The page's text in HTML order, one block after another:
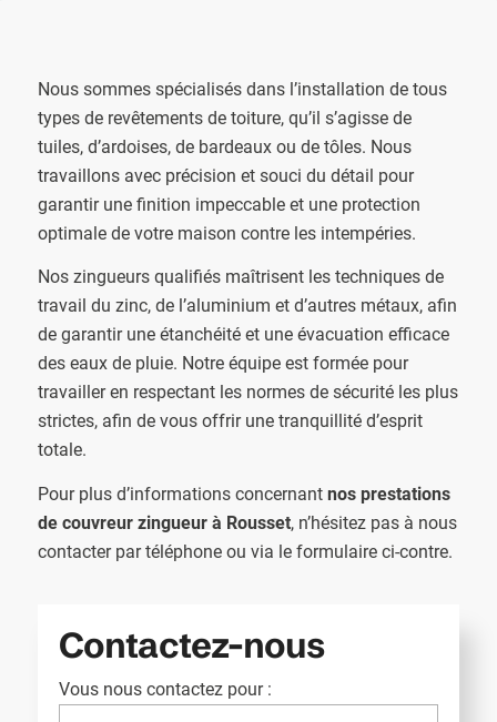
Nous sommes spécialisés dans l’installation de tous
types de revêtements de toiture, qu’il s’agisse de
tuiles, d’ardoises, de bardeaux ou de tôles. Nous
travaillons avec précision et souci du détail pour
garantir une finition impeccable et une protection
optimale de votre maison contre les intempéries.
Nos zingueurs qualifiés maîtrisent les techniques de
travail du zinc, de l’aluminium et d’autres métaux, afin
de garantir une étanchéité et une évacuation efficace
des eaux de pluie. Notre équipe est formée pour
travailler en respectant les normes de sécurité les plus
strictes, afin de vous offrir une tranquillité d’esprit
totale.
Pour plus d’informations concernant nos prestations
de couvreur zingueur à Rousset, n’hésitez pas à nous
contacter par téléphone ou via le formulaire ci-contre.
Contactez-nous
Vous nous contactez pour :